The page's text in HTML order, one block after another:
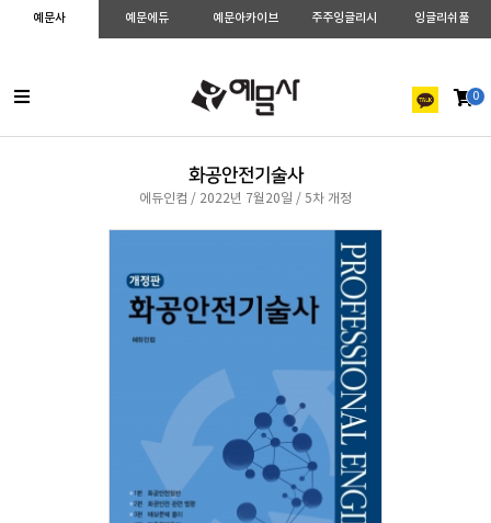
예문사 예문에듀 예문아카이브 주주잉글리시 잉글리쉬풀
0
화공안전기술사
에듀인컴 / 2022년 7월20일 / 5차 개정